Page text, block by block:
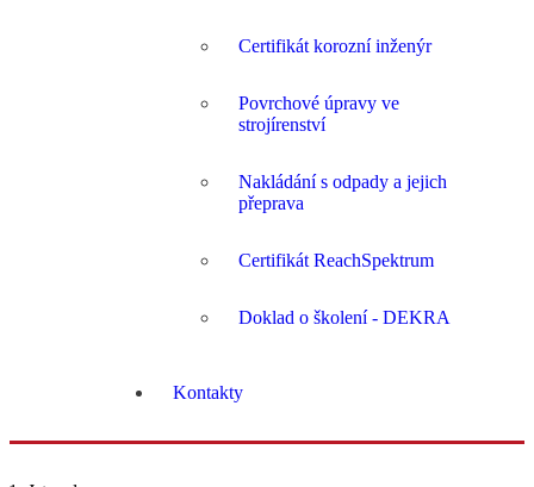
Certifikát korozní inženýr
Povrchové úpravy ve
strojírenství
Nakládání s odpady a jejich
přeprava
Certifikát ReachSpektrum
Doklad o školení - DEKRA
Kontakty